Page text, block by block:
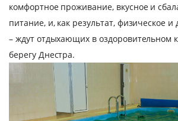
комфортное проживание, вкусное и
питание, и, как результат, физическое
– ждут отдыхающих в оздоровительном
берегу Днестра.